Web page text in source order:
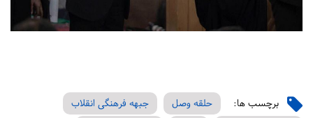
برچسب ها: حلقه وصل
جبهه فرهنگی انقلاب